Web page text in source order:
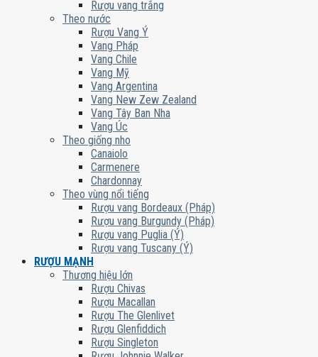
Rượu vang trắng
Theo nước
Rượu Vang Ý
Vang Pháp
Vang Chile
Vang Mỹ
Vang Argentina
Vang New Zew Zealand
Vang Tây Ban Nha
Vang Úc
Theo giống nho
Canaiolo
Carmenere
Chardonnay
Theo vùng nổi tiếng
Rượu vang Bordeaux (Pháp)
Rượu vang Burgundy (Pháp)
Rượu vang Puglia (Ý)
Rượu vang Tuscany (Ý)
RƯỢU MẠNH
Thương hiệu lớn
Rượu Chivas
Rượu Macallan
Rượu The Glenlivet
Rượu Glenfiddich
Rượu Singleton